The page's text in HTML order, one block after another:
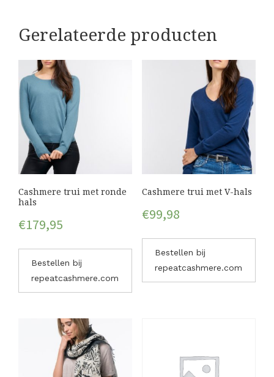
Gerelateerde producten
Cashmere trui met ronde
hals
€179,95
Bestellen bij
repeatcashmere.com
Cashmere trui met V-hals
€99,98
Bestellen bij
repeatcashmere.com